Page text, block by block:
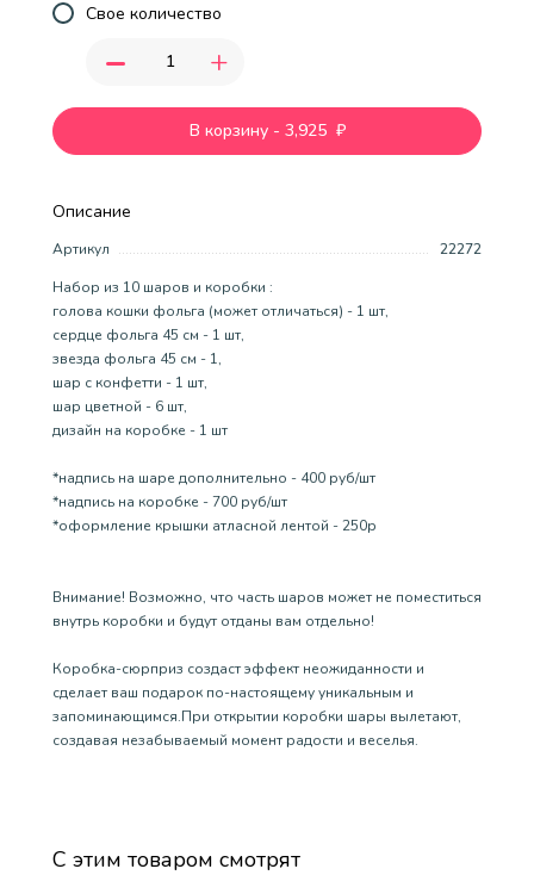
Описание
Артикул
22272
Набор из 10 шаров и коробки :
голова кошки фольга (может отличаться) - 1 шт,
сердце фольга 45 см - 1 шт,
звезда фольга 45 см - 1,
шар с конфетти - 1 шт,
шар цветной - 6 шт,
дизайн на коробке - 1 шт
*надпись на шаре дополнительно - 400 руб/шт
*надпись на коробке - 700 руб/шт
*оформление крышки атласной лентой - 250р
Внимание! Возможно, что часть шаров может не поместиться
внутрь коробки и будут отданы вам отдельно!
Коробка-сюрприз создаст эффект неожиданности и
сделает ваш подарок по-настоящему уникальным и
запоминающимся.При открытии коробки шары вылетают,
создавая незабываемый момент радости и веселья.
Свое количество
- +
В корзину - 3,925 ₽
С этим товаром смотрят